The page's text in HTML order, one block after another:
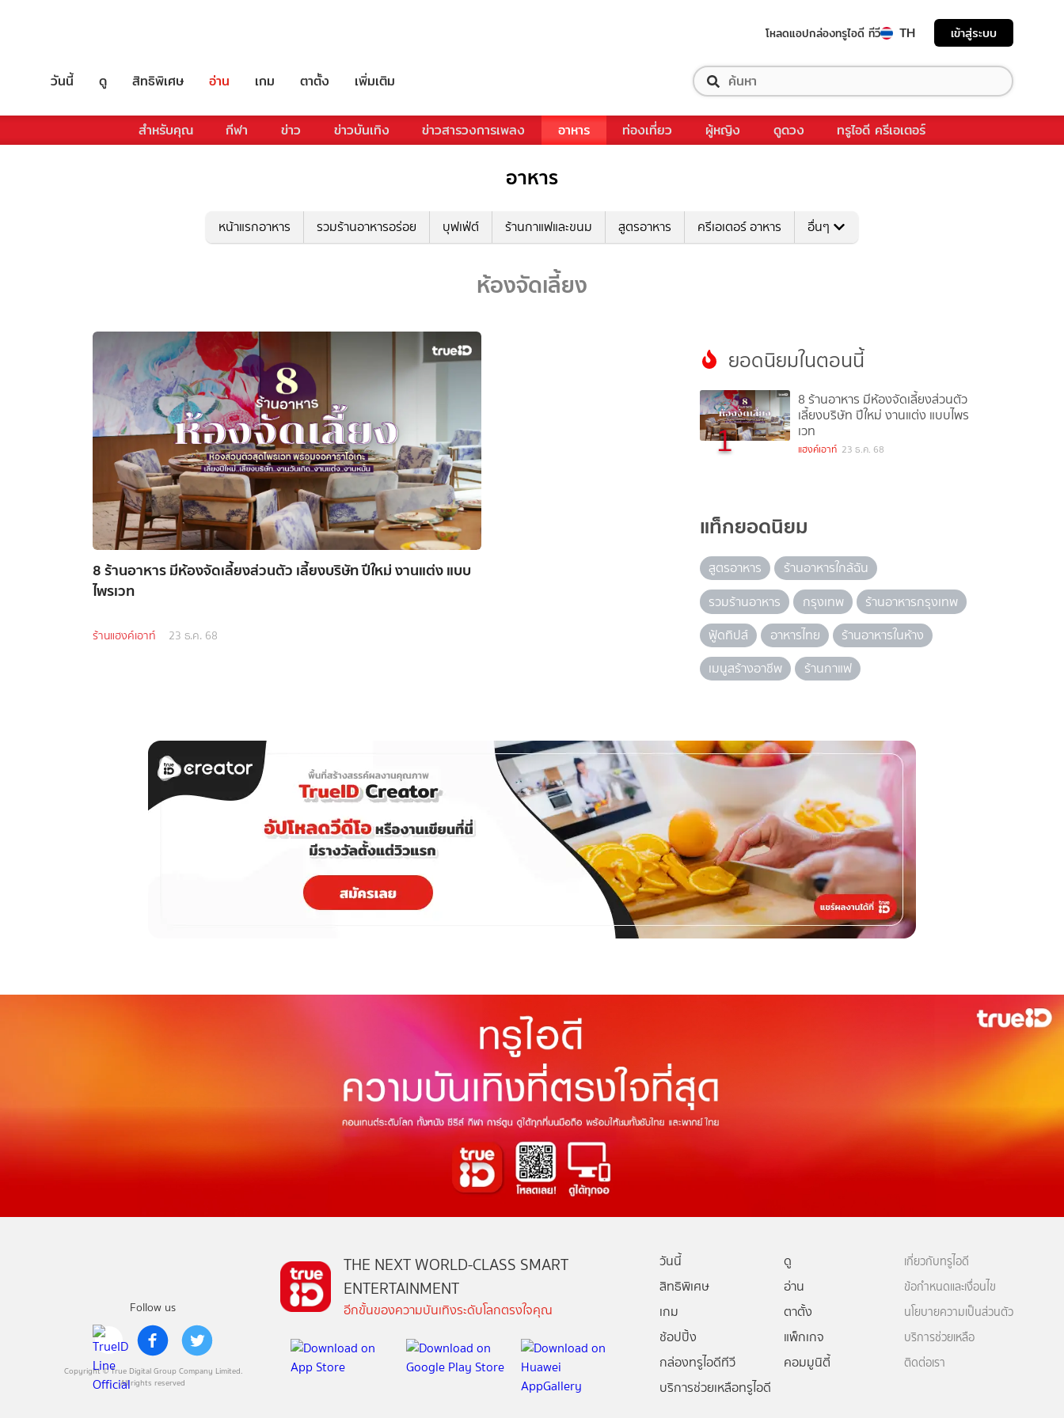
โหลดแอปกล่องทรูไอดี ทีวี TH เข้าสู่ระบบ
วันนี้ ดู สิทธิพิเศษ อ่าน เกม ตาตั้ง เพิ่มเติม
สำหรับคุณ กีฬา ข่าว ข่าวบันเทิง ข่าวสารวงการเพลง อาหาร ท่องเที่ยว ผู้หญิง ดูดวง ทรูไอดี ครีเอเตอร์
อาหาร
หน้าแรกอาหาร รวมร้านอาหารอร่อย บุฟเฟ่ต์ ร้านกาแฟและขนม สูตรอาหาร ครีเอเตอร์ อาหาร อื่นๆ
ห้องจัดเลี้ยง
8 ร้านอาหาร มีห้องจัดเลี้ยงส่วนตัว เลี้ยงบริษัท ปีใหม่ งานแต่ง แบบ
ไพรเวท
ร้านแฮงค์เอาท์ 23 ธ.ค. 68
ยอดนิยมในตอนนี้
1
8 ร้านอาหาร มีห้องจัดเลี้ยงส่วนตัว
เลี้ยงบริษัท ปีใหม่ งานแต่ง แบบไพร
เวท
แฮงค์เอาท์ 23 ธ.ค. 68
แท็กยอดนิยม
สูตรอาหาร
ร้านอาหารใกล้ฉัน
รวมร้านอาหาร
กรุงเทพ
ร้านอาหารกรุงเทพ
ฟู้ดทิปส์
อาหารไทย
ร้านอาหารในห้าง
เมนูสร้างอาชีพ
ร้านกาแฟ
Follow us
Copyright © True Digital Group Company Limited.
All rights reserved
THE NEXT WORLD-CLASS SMART
ENTERTAINMENT
อีกขั้นของความบันเทิงระดับโลกตรงใจคุณ
วันนี้
ดู
สิทธิพิเศษ
อ่าน
เกม
ตาตั้ง
ช้อปปิ้ง
แพ็กเกจ
กล่องทรูไอดีทีวี
คอมมูนิตี้
บริการช่วยเหลือทรูไอดี
เกี่ยวกับทรูไอดี
ข้อกำหนดและเงื่อนไข
นโยบายความเป็นส่วนตัว
บริการช่วยเหลือ
ติดต่อเรา